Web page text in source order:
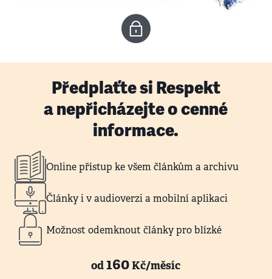
Předplaťte si Respekt
a nepřicházejte o cenné
informace.
Online přístup ke všem článkům a archivu
Články i v audioverzi a mobilní aplikaci
Možnost odemknout články pro blízké
od160Kč/měsíc